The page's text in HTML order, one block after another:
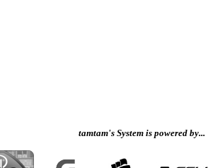
tamtam's System is powered by...